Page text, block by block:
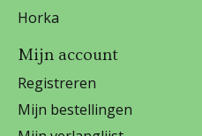
Horka
Mijn account
Registreren
Mijn bestellingen